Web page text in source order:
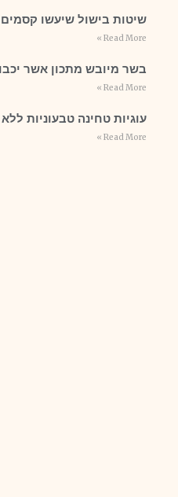
שיטות בישול שיעשו
Read More »
בשר מיובש מתכון אשר
Read More »
עוגיות טחינה טבעוניות
Read More »